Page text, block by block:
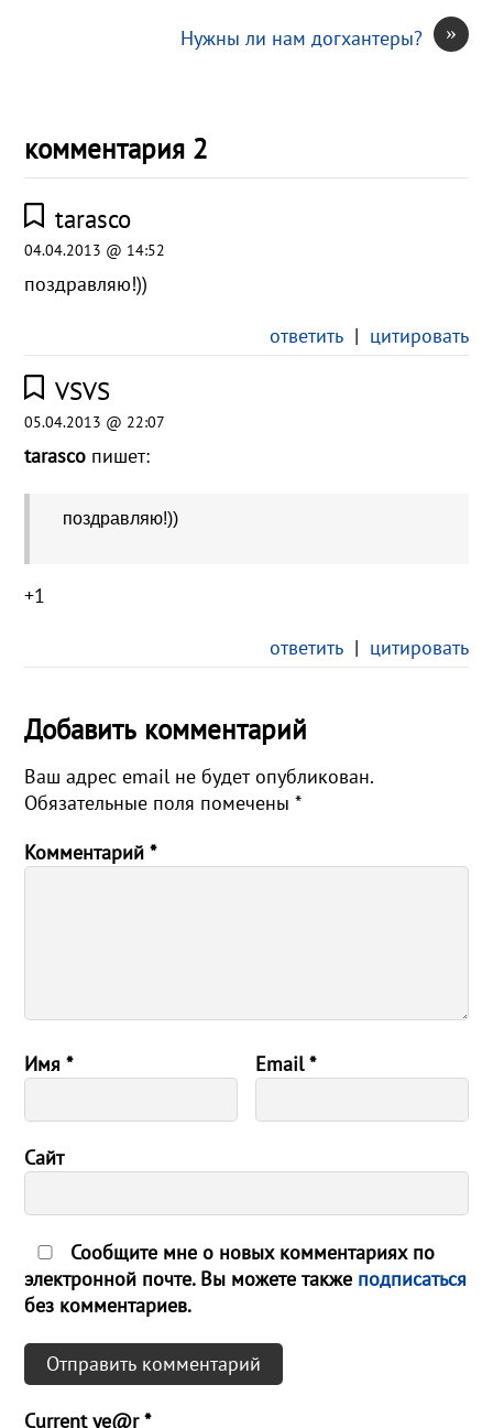
»
Нужны ли нам догхантеры?
комментария 2
tarasco
04.04.2013 @ 14:52
поздравляю!))
ответить| цитировать
VSVS
05.04.2013 @ 22:07
tarasco пишет:
поздравляю!))
+1
ответить| цитировать
Добавить комментарий
Ваш адрес email не будет опубликован.
Обязательные поля помечены*
Комментарий*
Имя* Email*
Сайт
Сообщите мне о новых комментариях по
электронной почте. Вы можете также подписаться
без комментариев.
Current ye@r*